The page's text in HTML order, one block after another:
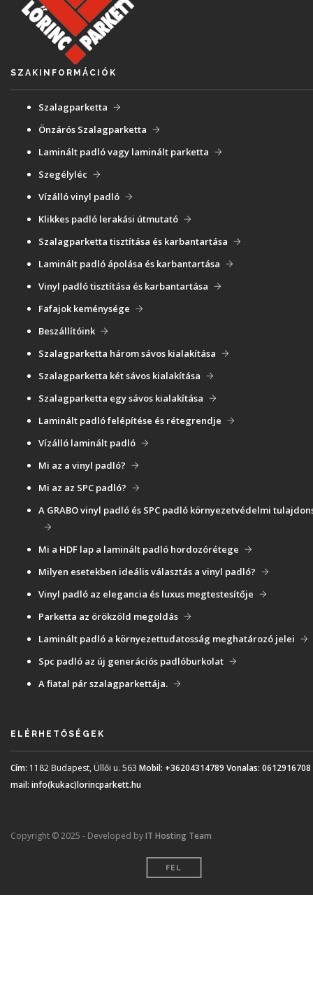
SZAKINFORMÁCIÓK
Szalagparketta
Önzárós Szalagparketta
Laminált padló vagy laminált parketta
Szegélyléc
Vízálló vinyl padló
Klikkes padló lerakási útmutató
Szalagparketta tisztítása és karbantartása
Laminált padló ápolása és karbantartása
Vinyl padló tisztítása és karbantartása
Fafajok keménysége
Beszállítóink
Szalagparketta három sávos kialakítása
Szalagparketta két sávos kialakítása
Szalagparketta egy sávos kialakítása
Laminált padló felépítése és rétegrendje
Vízálló laminált padló
Mi az a vinyl padló?
Mi az az SPC padló?
A GRABO vinyl padló és SPC padló környezetvédelmi
Mi a HDF lap a laminált padló hordozórétege
Milyen esetekben ideális választás a vinyl padló?
Vinyl padló az elegancia és luxus megtestesítője
Parketta az örökzöld megoldás
Laminált padló a környezettudatosság meghatározó jelei
Spc padló az új generációs padlóburkolat
A fiatal pár szalagparkettája.
ELÉRHETŐSÉGEK
Cím: 1182 Budapest, Üllői u. 563 Mobil: +36204314789 Vonalas: 0612916708
mail: info(kukac)lorincparkett.hu
Copyright © 2025 - Developed byIT Hosting Team
FEL